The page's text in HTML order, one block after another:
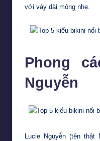
với váy dài mỏng nhẹ.
Phong
Nguyễn
Lucie Nguyễn (tên thật